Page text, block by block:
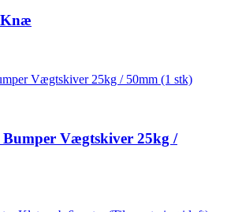
Knæ
Bumper Vægtskiver 25kg /